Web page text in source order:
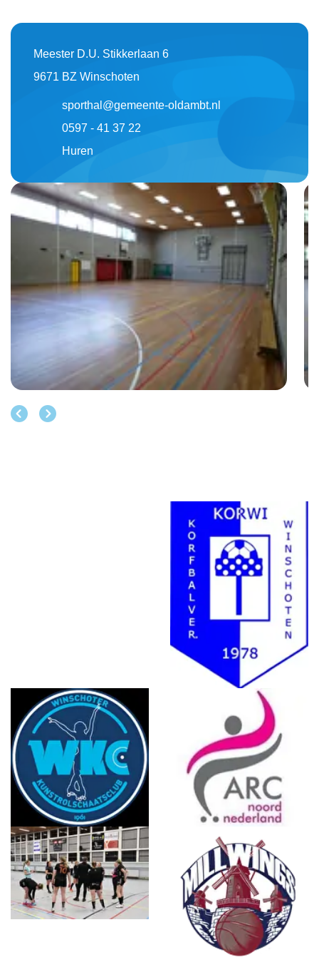
Meester D.U. Stikkerlaan 6
9671 BZ Winschoten
sporthal@gemeente-oldambt.nl
0597 - 41 37 22
Huren
Foto
album
overslaan